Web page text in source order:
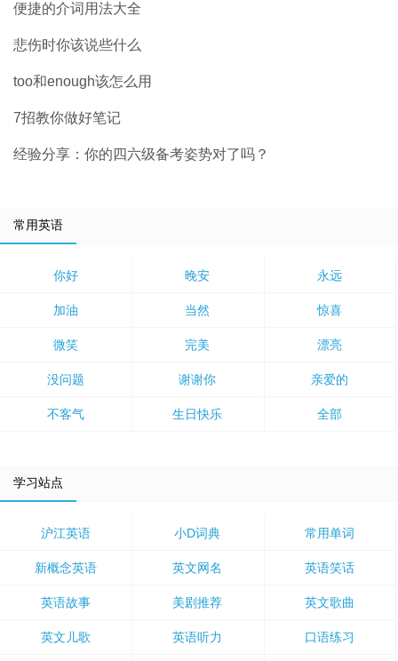
便捷的介词用法大全
悲伤时你该说些什么
too和enough该怎么用
7招教你做好笔记
经验分享：你的四六级备考姿势对了吗？
常用英语
你好 晚安 永远
加油 当然 惊喜
微笑 完美 漂亮
没问题 谢谢你 亲爱的
不客气 生日快乐 全部
学习站点
沪江英语 小D词典 常用单词
新概念英语 英文网名 英语笑话
英语故事 美剧推荐 英文歌曲
英文儿歌 英语听力 口语练习